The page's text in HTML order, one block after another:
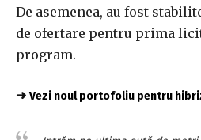
De asemenea, au fost
de ofertare pentru prima
program.
➜ Vezi noul portofoliu pentru